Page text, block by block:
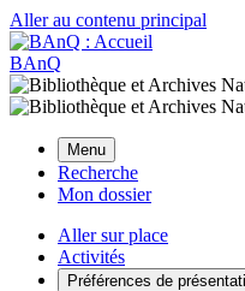
Aller au contenu principal
BAnQ
Menu
Recherche
Mon dossier
Aller sur place
Activités
Préférences de